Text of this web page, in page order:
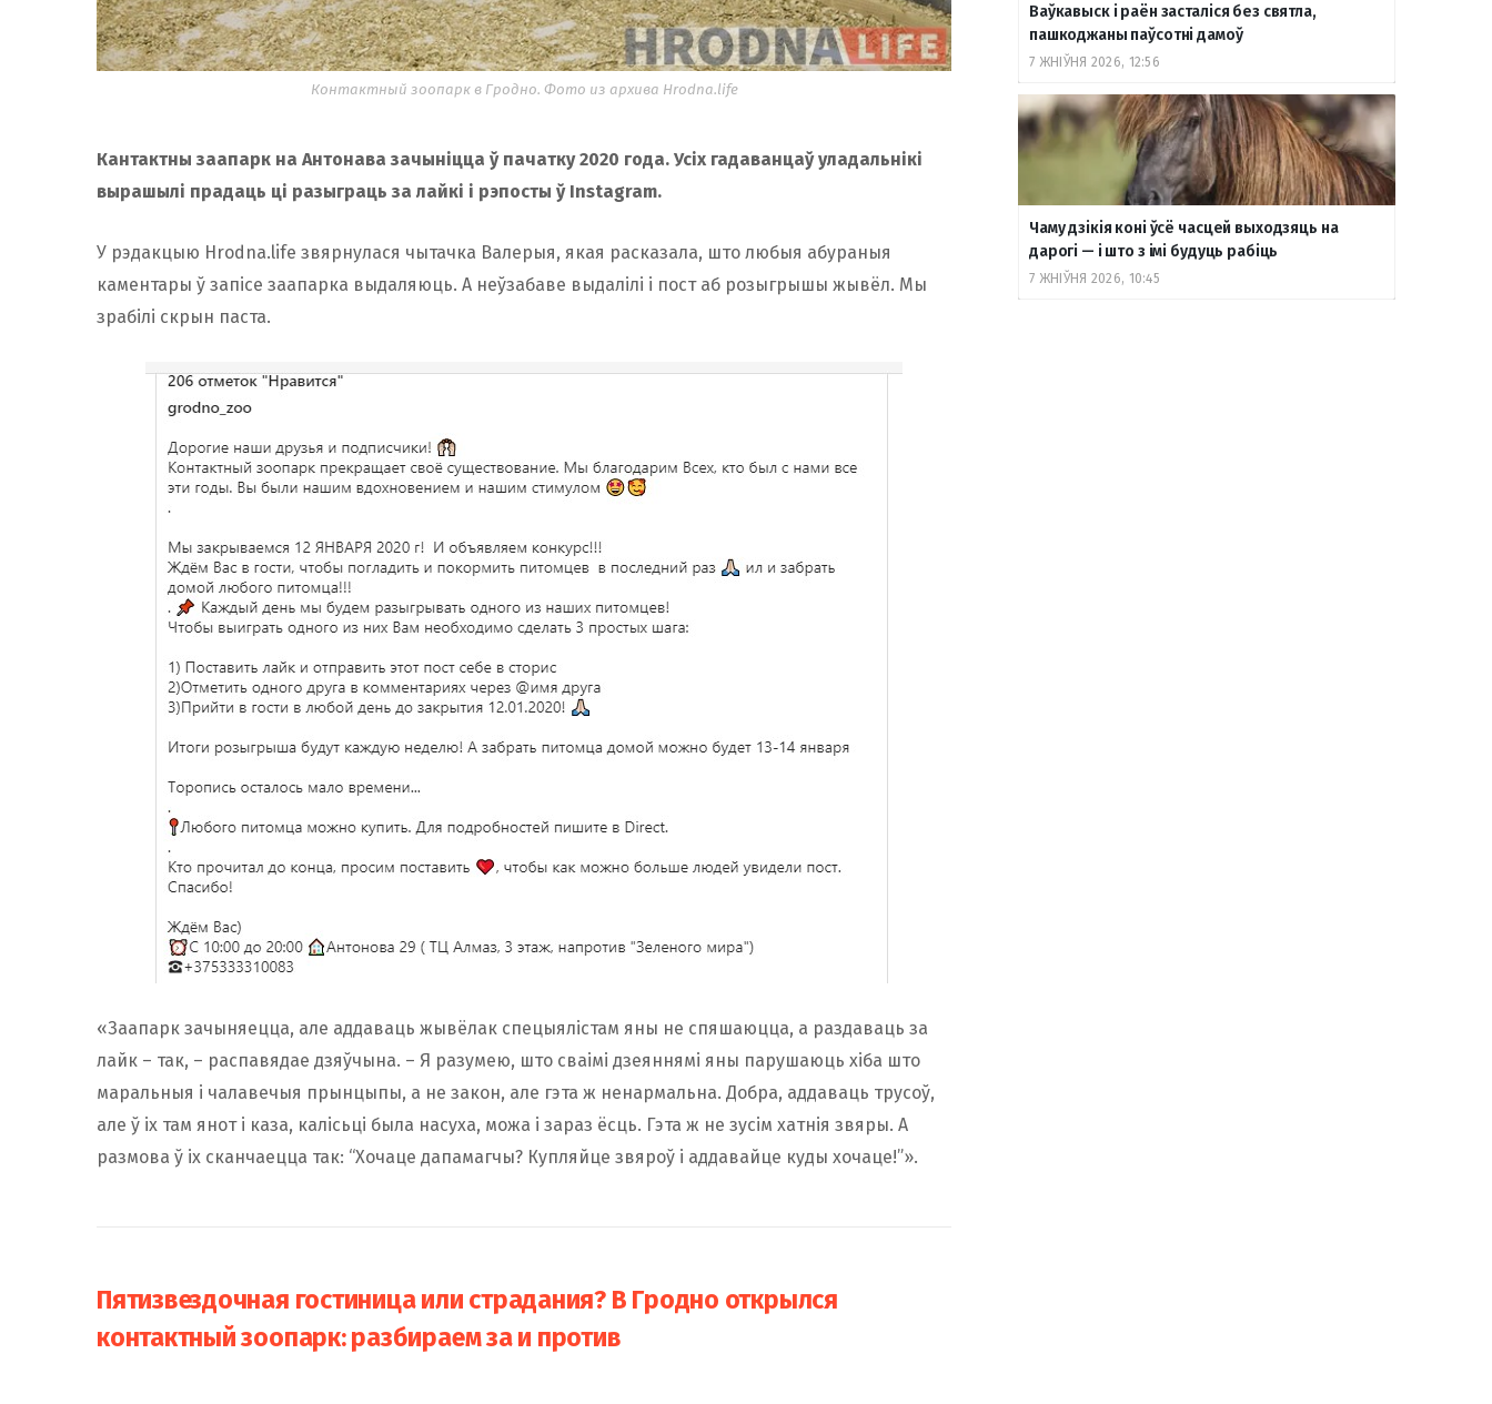
Контактный зоопарк в Гродно. Фото из архива Hrodna.life
Кантактны заапарк на Антонава зачыніцца ў пачатку 2020 года. Усіх гадаванцаў уладальнікі
вырашылі прадаць ці разыграць за лайкі і рэпосты ў Instagram.
У рэдакцыю Hrodna.life звярнулася чытачка Валерыя, якая расказала, што любыя абураныя
каментары ў запісе заапарка выдаляюць. А неўзабаве выдалілі і пост аб розыгрышы жывёл. Мы
зрабілі скрын паста.
«Заапарк зачыняецца, але аддаваць жывёлак спецыялістам яны не спяшаюцца, а раздаваць за
лайк – так, – распавядае дзяўчына. – Я разумею, што сваімі дзеяннямі яны парушаюць хіба што
маральныя і чалавечыя прынцыпы, а не закон, але гэта ж ненармальна. Добра, аддаваць трусоў,
але ў іх там янот і каза, калісьці была насуха, можа і зараз ёсць. Гэта ж не зусім хатнія звяры. А
размова ў іх сканчаецца так: “Хочаце дапамагчы? Купляйце звяроў і аддавайце куды хочаце!”».
Пятизвездочная гостиница или страдания? В Гродно открылся
контактный зоопарк: разбираем за и против
Ваўкавыск і раён засталіся без святла,
пашкоджаны паўсотні дамоў
7 ЖНІЎНЯ 2026, 12:56
Чаму дзікія коні ўсё часцей выходзяць на
дарогі — і што з імі будуць рабіць
7 ЖНІЎНЯ 2026, 10:45